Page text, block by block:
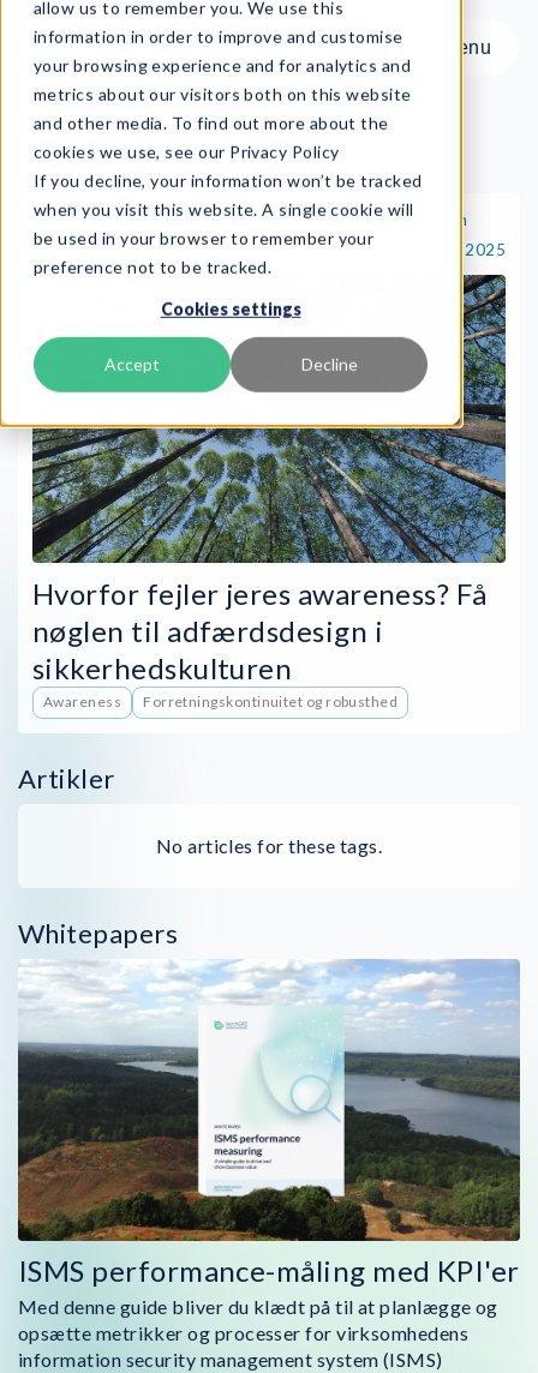
allow us to remember you. We use this
information in order to improve and customise
your browsing experience and for analytics and
metrics about our visitors both on this website
and other media. To find out more about the
cookies we use, see our Privacy Policy
If you decline, your information won’t be tracked
when you visit this website. A single cookie will
be used in your browser to remember your
preference not to be tracked.
Cookies settings
Accept Decline
Menu
Produkt
Services
Ressourcer
Om os
Book Demo
On-demand
On-demand
60 min
jun. 6, 2025
Hvorfor fejler jeres awareness? Få
nøglen til adfærdsdesign i
sikkerhedskulturen
Awareness Forretningskontinuitet og robusthed
Artikler
No articles for these tags.
Whitepapers
ISMS performance-måling med KPI'er
Med denne guide bliver du klædt på til at planlægge og
opsætte metrikker og processer for virksomhedens
information security management system (ISMS)